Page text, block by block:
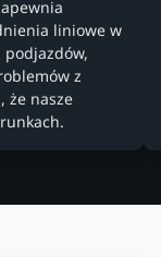
liniowe w
podjazdów,
z
że nasze